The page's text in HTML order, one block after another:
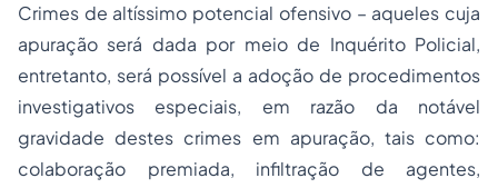
Crimes de altíssimo potencial ofensivo – aqueles cuja
apuração será dada por meio de Inquérito Policial,
entretanto, será possível a adoção de procedimentos
investigativos especiais, em razão da notável
gravidade destes crimes em apuração, tais como:
colaboração premiada, infiltração de agentes,